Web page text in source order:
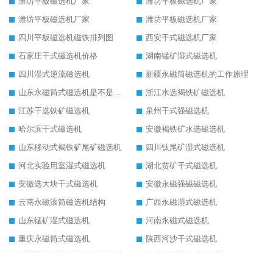
潍坊平板磁选机厂家
潍坊平板磁选机厂家
四川平板磁选机磁铁排列图
西安干式磁选机厂家
石家庄干式磁选机价格
湖南锰矿湿式磁选机
四川湿式逆流磁选机
新疆永磁筒磁选机的工作原理
山东永磁筒式磁选机是不是强磁
浙江水选褐铁矿磁选机
江苏干选铁矿磁选机
泉州干式强磁选机
哈尔滨干式磁选机
安徽褐铁矿水选磁选机
山东移动式褐铁矿尾矿磁选机
四川钛尾矿湿式磁选机
河北实验用室湿式磁选机
湖北贫矿干式磁选机
安徽选大块干式磁选机
安徽永磁强磁磁选机
云南永磁滚筒磁选机结构
广西永磁湿式磁选机
山东锰矿湿式磁选机
河南永磁式磁选机
重庆永磁筒式磁选机
陕西河沙干式磁选机